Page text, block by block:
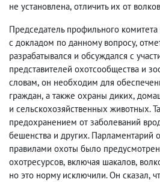
не установлена, отличить их от
Председатель профильного
с докладом по данному вопросу,
разрабатывался и обсуждался с
представителей охотсообщества и
словам, он необходим для
граждан, а также охраны диких,
и сельскохозяйственных животных.
предохранением от заболеваний
бешенства и других. Парламентарий
правилами охоты было
охотресурсов, включая шакалов,
но это норму исключили. Он сказал,